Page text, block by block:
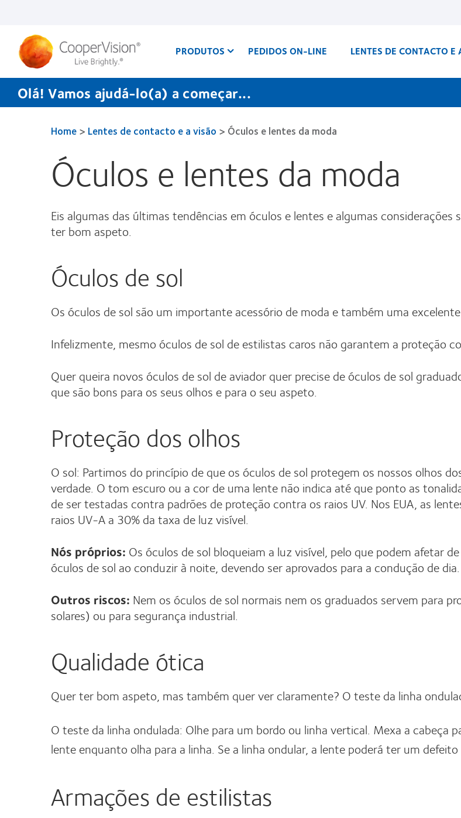
conteúdo
principal PRODUTOS PEDIDOS ON-LINE LENTES DE CONTACTO E
Olá! Vamos ajudá-lo(a) a começar...
Home> Lentes de contacto e a visão > Óculos e lentes da moda
Óculos e lentes da moda
Eis algumas das últimas tendências em óculos e lentes e algumas
ter bom aspeto.
Óculos de sol
Os óculos de sol são um importante acessório de moda e também uma
Infelizmente, mesmo óculos de sol de estilistas caros não garantem a proteção
Quer queira novos óculos de sol de aviador quer precise de óculos de sol
que são bons para os seus olhos e para o seu aspeto.
Proteção dos olhos
O sol: Partimos do princípio de que os óculos de sol protegem os nossos olhos
verdade. O tom escuro ou a cor de uma lente não indica até que ponto as
de ser testadas contra padrões de proteção contra os raios UV. Nos EUA, as
raios UV-A a 30% da taxa de luz visível.
Nós próprios: Os óculos de sol bloqueiam a luz visível, pelo que podem afetar
óculos de sol ao conduzir à noite, devendo ser aprovados para a condução de dia.
Outros riscos: Nem os óculos de sol normais nem os graduados servem para
solares) ou para segurança industrial.
Qualidade ótica
Quer ter bom aspeto, mas também quer ver claramente? O teste da linha
O teste da linha ondulada: Olhe para um bordo ou linha vertical. Mexa a cabeça
lente enquanto olha para a linha. Se a linha ondular, a lente poderá ter um
Armações de estilistas